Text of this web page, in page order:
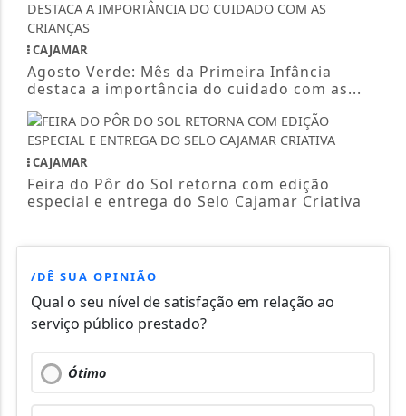
CAJAMAR
Agosto Verde: Mês da Primeira Infância
destaca a importância do cuidado com as...
CAJAMAR
Feira do Pôr do Sol retorna com edição
especial e entrega do Selo Cajamar Criativa
/DÊ SUA OPINIÃO
Qual o seu nível de satisfação em relação ao
serviço público prestado?
Ótimo